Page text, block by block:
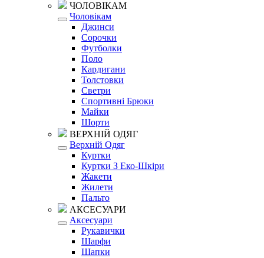
ЧОЛОВІКАМ
Чоловікам
Джинси
Сорочки
Футболки
Поло
Кардигани
Толстовки
Светри
Спортивні Брюки
Майки
Шорти
ВЕРХНІЙ ОДЯГ
Верхній Одяг
Куртки
Куртки З Еко-Шкіри
Жакети
Жилети
Пальто
АКСЕСУАРИ
Аксесуари
Рукавички
Шарфи
Шапки